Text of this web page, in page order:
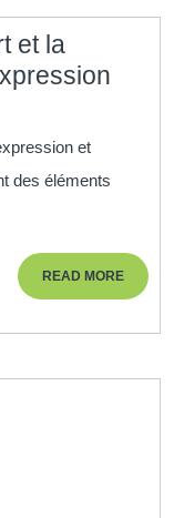
et la
et
des éléments
READ MOREREAD
MORE